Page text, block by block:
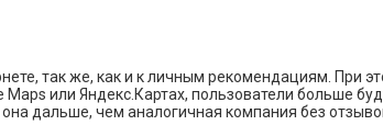
так же, как и к личным рекомендациям. При
или Яндекс.Картах, пользователи больше
дальше, чем аналогичная компания без